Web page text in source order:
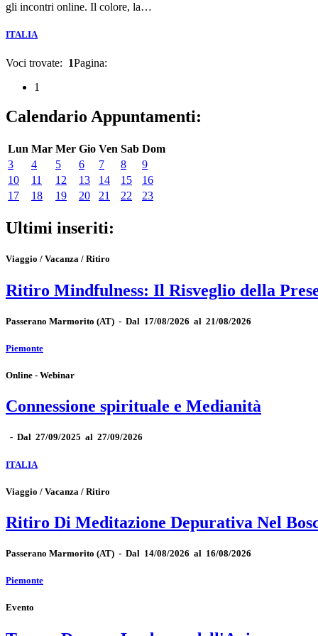
gli incontri online. Il colore, la…
ITALIA
Voci trovate: 1Pagina:
1
Calendario Appuntamenti:
Lun Mar Mer Gio Ven Sab Dom
3
4 5 6 7 8
9
10
11 12 13 14 15
16
17
18 19 20 21 22 23
Ultimi inseriti:
Viaggio / Vacanza / Ritiro
Ritiro Mindfulness: Il Risveglio della
Passerano Marmorito (AT) - Dal 17/08/2026 al 21/08/2026
Piemonte
Online - Webinar
Connessione spirituale e Medianità
- Dal 27/09/2025 al 27/09/2026
ITALIA
Viaggio / Vacanza / Ritiro
Ritiro Di Meditazione Depurativa Nel
Passerano Marmorito (AT) - Dal 14/08/2026 al 16/08/2026
Piemonte
Evento